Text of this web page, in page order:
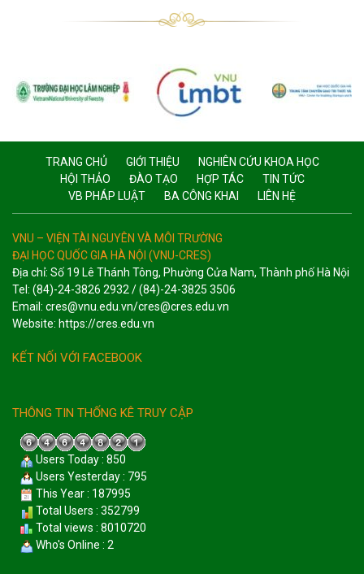
TRANG CHỦ GIỚI THIỆU
NGHIÊN CỨU KHOA HỌC
HỘI THẢO
ĐÀO TẠO HỢP TÁC
TIN TỨC
VB PHÁP LUẬT
BA CÔNG KHAI LIÊN HỆ
VNU – VIỆN TÀI NGUYÊN VÀ MÔI TRƯỜNG
ĐẠI HỌC QUỐC GIA HÀ NỘI (VNU-CRES)
Địa chỉ: Số 19 Lê Thánh Tông, Phường Cửa Nam, Thành phố Hà Nội
Tel: (84)-24-3826 2932 / (84)-24-3825 3506
Email: cres@vnu.edu.vn/cres@cres.edu.vn
Website: https://cres.edu.vn
KẾT NỐI VỚI FACEBOOK
THÔNG TIN THỐNG KÊ TRUY CẬP
Users Today : 850
Users Yesterday : 795
This Year : 187995
Total Users : 352799
Total views : 8010720
Who's Online : 2